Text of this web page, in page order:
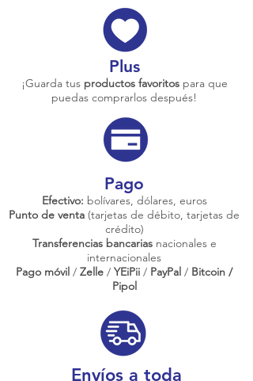
Plus
¡Guarda tus productos favoritos para que
puedas comprarlos después!
Pago
Efectivo: bolívares, dólares, euros
Punto de venta (tarjetas de débito, tarjetas de
crédito)
Transferencias bancariasnacionales e
internacionales
Pago móvil / Zelle / YEiPii / PayPal / Bitcoin /
Pipol
Envíos a toda